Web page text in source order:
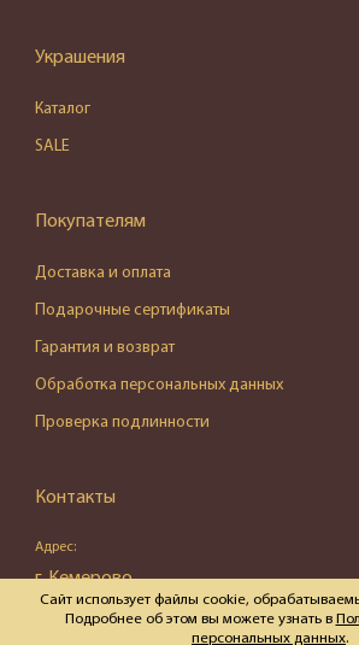
Украшения
Каталог
SALE
Покупателям
Доставка и оплата
Подарочные сертификаты
Гарантия и возврат
Обработка персональных данных
Проверка подлинности
Контакты
Адрес:
г. Кемерово,
ул. Весенняя, д. 16, пом. 87
Сайт использует файлы cookie,
Подробнее об этом вы можете узнать в
персональных данных.